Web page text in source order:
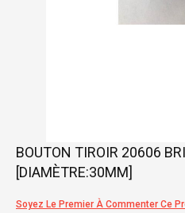
Skip
the
of
BOUTON TIROIR 20606
[DIAMÈTRE:30MM]
Soyez Le Premier À Commenter Ce